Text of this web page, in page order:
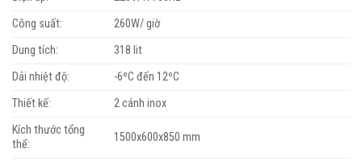
Công suất:
260W/ giờ
Dung tích:
318 lit
Dải nhiệt độ:
-6ºC đến 12ºC
Thiết kế:
2 cánh inox
Kích thước tổng
thể:
1500x600x850 mm